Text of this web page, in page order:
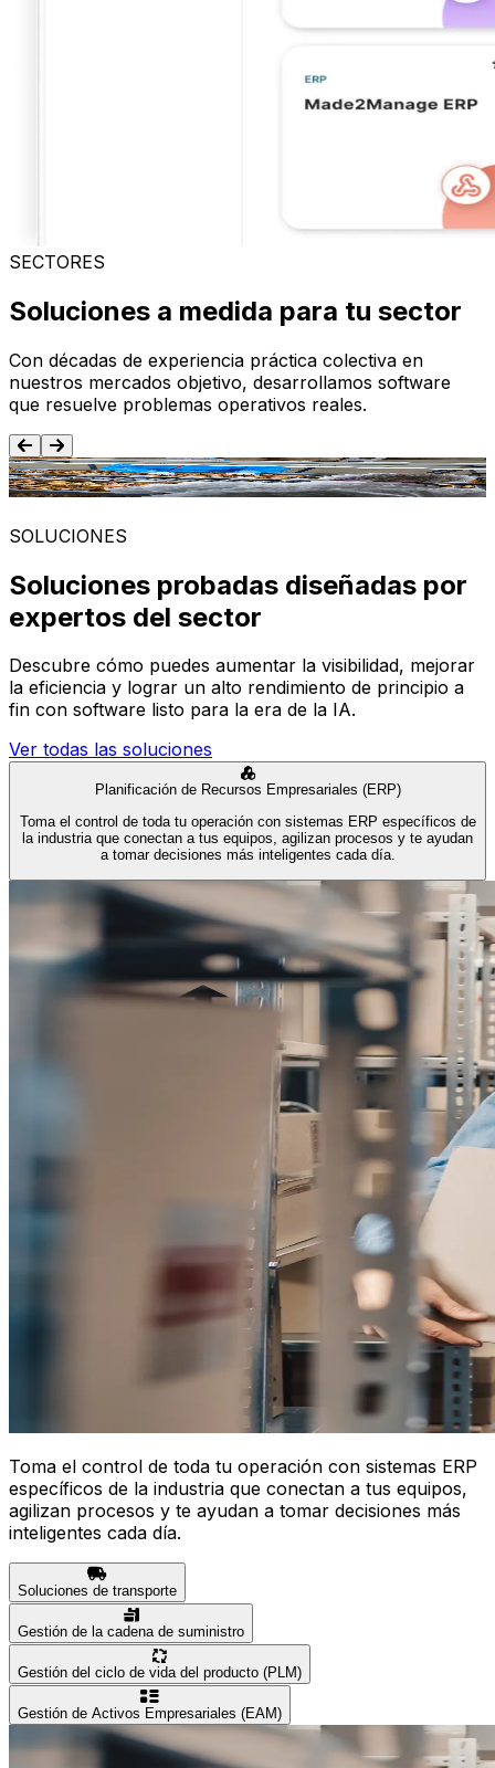
SECTORES
Soluciones a medida para tu sector
Con décadas de experiencia práctica colectiva en
nuestros mercados objetivo, desarrollamos software
que resuelve problemas operativos reales.
Alimentación y Bebida
SOLUCIONES
Soluciones probadas diseñadas por
expertos del sector
Descubre cómo puedes aumentar la visibilidad, mejorar
la eficiencia y lograr un alto rendimiento de principio a
fin con software listo para la era de la IA.
Ver todas las soluciones
Planificación de Recursos Empresariales (ERP)
Toma el control de toda tu operación con sistemas ERP específicos de
la industria que conectan a tus equipos, agilizan procesos y te ayudan
a tomar decisiones más inteligentes cada día.
Toma el control de toda tu operación con sistemas ERP
específicos de la industria que conectan a tus equipos,
agilizan procesos y te ayudan a tomar decisiones más
inteligentes cada día.
Soluciones de transporte
Gestión de la cadena de suministro
Gestión del ciclo de vida del producto (PLM)
Gestión de Activos Empresariales (EAM)